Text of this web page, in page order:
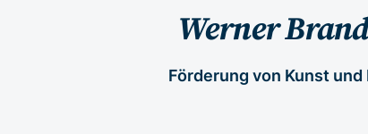
Werner
Förderung von Kunst